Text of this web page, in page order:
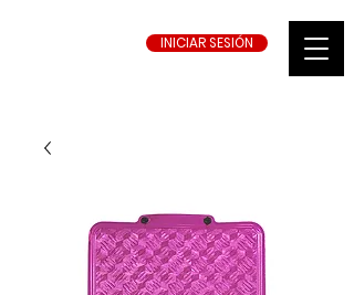
INICIAR SESIÓN